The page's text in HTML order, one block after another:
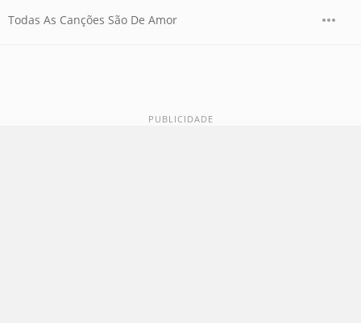
Todas As Canções São De Amor